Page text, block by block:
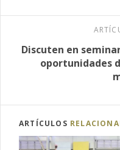
Discuten en
oportunidades
ARTÍCULOS